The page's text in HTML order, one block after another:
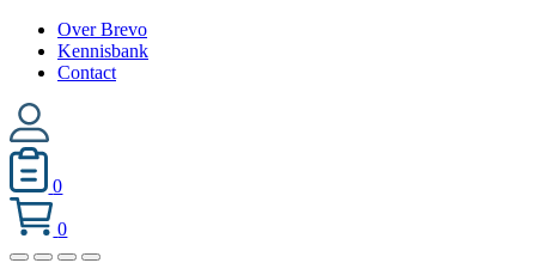
Over Brevo
Kennisbank
Contact
0
0